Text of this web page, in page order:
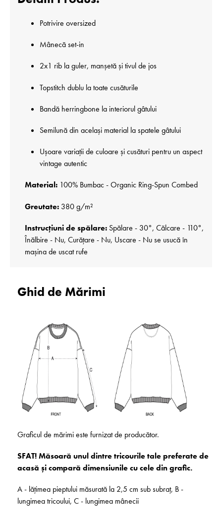
Potrivire oversized
Mânecă set-in
2x1 rib la guler, manșetă și tivul de jos
Topstitch dublu la toate cusăturile
Bandă herringbone la interiorul gâtului
Semilună din același material la spatele gâtului
Ușoare variații de culoare și cusături pentru un aspect
vintage autentic
Material: 100% Bumbac - Organic Ring-Spun Combed
Greutate: 380 g/m²
Instrucțiuni de spălare: Spălare - 30°, Călcare - 110°,
Înălbire - Nu, Curățare - Nu, Uscare - Nu se usucă în
mașina de uscat rufe
Ghid de Mărimi
Graficul de mărimi este furnizat de producător.
SFAT! Măsoară unul dintre tricourile tale preferate de
acasă și compară dimensiunile cu cele din grafic.
A - lățimea pieptului măsurată la 2,5 cm sub subraț, B -
lungimea tricoului, C - lungimea mânecii